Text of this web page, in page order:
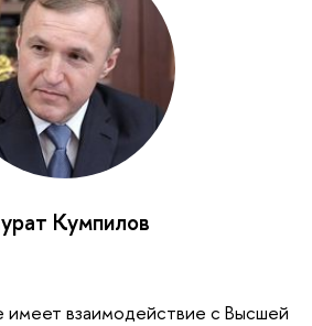
Кумпилов
имеет взаимодействие с Высшей